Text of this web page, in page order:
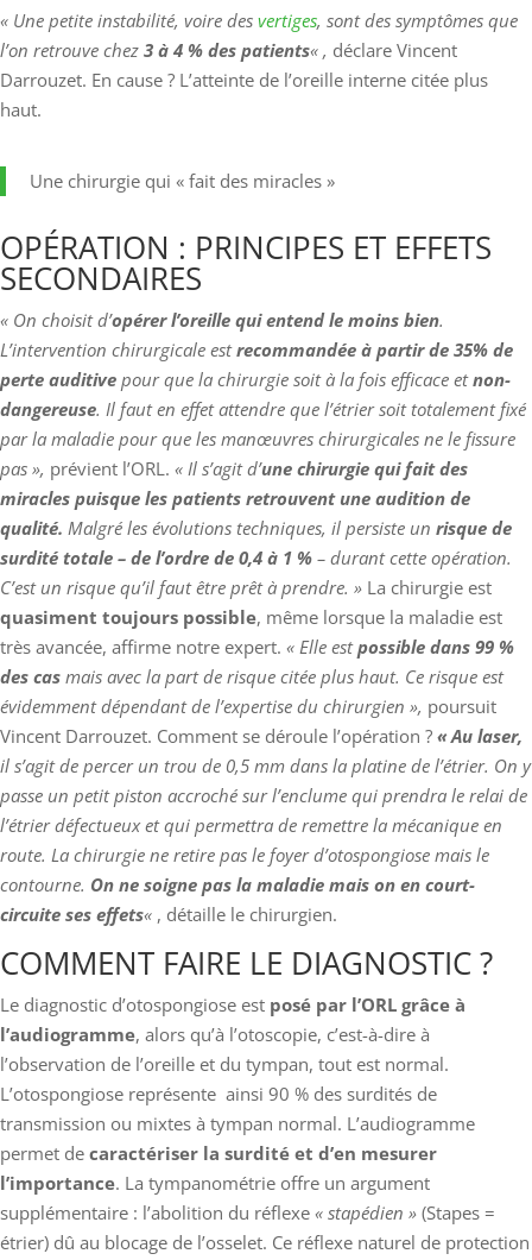
« Une petite instabilité, voire des vertiges, sont des symptômes que
l’on retrouve chez 3 à 4 % des patients« , déclare Vincent
Darrouzet. En cause ? L’atteinte de l’oreille interne citée plus
haut.
Une chirurgie qui « fait des miracles »
OPÉRATION : PRINCIPES ET EFFETS
SECONDAIRES
« On choisit d’opérer l’oreille qui entend le moins bien.
L’intervention chirurgicale estrecommandée à partir de 35% de
perte auditive pour que la chirurgie soit à la fois efficace etnon-
dangereuse. Il faut en effet attendre que l’étrier soit totalement fixé
par la maladie pour que les manœuvres chirurgicales ne le fissure
pas », prévient l’ORL. « Il s’agit d’une chirurgie qui fait des
miracles puisque les patients retrouvent une audition de
qualité. Malgré les évolutions techniques, il persiste un risque de
surdité totale – de l’ordre de 0,4 à 1 % – durant cette opération.
C’est un risque qu’il faut être prêt à prendre. » La chirurgie est
quasiment toujours possible, même lorsque la maladie est
très avancée, affirme notre expert. « Elle estpossible dans 99 %
des cas mais avec la part de risque citée plus haut. Ce risque est
évidemment dépendant de l’expertise du chirurgien », poursuit
Vincent Darrouzet. Comment se déroule l’opération ? « Au laser,
il s’agit de percer un trou de 0,5 mm dans la platine de l’étrier. On y
passe un petit piston accroché sur l’enclume qui prendra le relai de
l’étrier défectueux et qui permettra de remettre la mécanique en
route. La chirurgie ne retire pas le foyer d’otospongiose mais le
contourne. On ne soigne pas la maladie mais on en court-
circuite ses effets« , détaille le chirurgien.
COMMENT FAIRE LE DIAGNOSTIC ?
Le diagnostic d’otospongiose est posé par l’ORL grâce à
l’audiogramme, alors qu’à l’otoscopie, c’est-à-dire à
l’observation de l’oreille et du tympan, tout est normal.
L’otospongiose représente ainsi 90 % des surdités de
transmission ou mixtes à tympan normal. L’audiogramme
permet de caractériser la surdité et d’en mesurer
l’importance. La tympanométrie offre un argument
supplémentaire : l’abolition du réflexe « stapédien » (Stapes =
étrier) dû au blocage de l’osselet. Ce réflexe naturel de protection